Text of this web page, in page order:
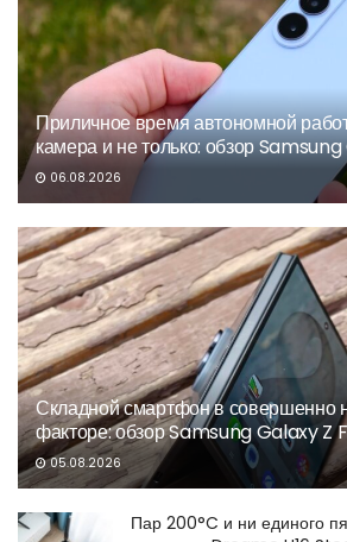
Приличное время автономной
камера и не только: обзор
06.08.2026
Складной смартфон в
факторе: обзор Samsung Galaxy Z
05.08.2026
Пар 200°C и ни единого